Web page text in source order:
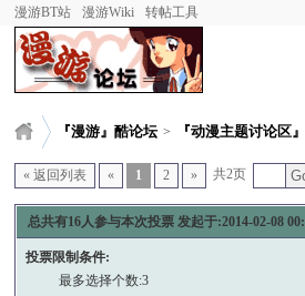
漫游BT站 漫游Wiki 转帖工具
『漫游』酷论坛 > 『动漫主题讨论区』
« 返回列表 « 1 2 » 共2页
总共有16人参与本次投票 发起于:2014-02-08
投票限制条件:
最多选择个数:3